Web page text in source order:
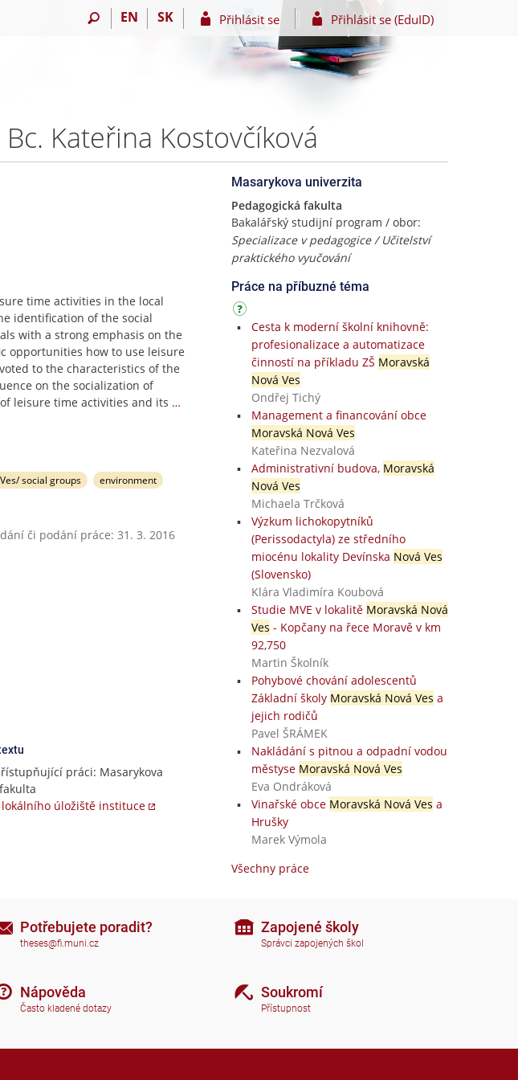
EN SK Přihlásit se Přihlásit se (EduID)
Kateřina Kostovčíková
time activities in the local
identification of the social
with a strong emphasis on the
opportunities how to use leisure
to the characteristics of the
on the socialization of
leisure time activities and its …
social groups
environment
či podání práce: 31. 3. 2016
práci: Masarykova
úložiště instituce
Masarykova univerzita
Pedagogická fakulta
Bakalářský studijní program / obor:
Specializace v pedagogice / Učitelství
praktického vyučování
Práce na příbuzné téma
Cesta k moderní školní knihovně:
profesionalizace a automatizace
činností na příkladu ZŠ Moravská
Nová Ves
Ondřej Tichý
Management a financování obce
Moravská Nová Ves
Kateřina Nezvalová
Administrativní budova, Moravská
Nová Ves
Michaela Trčková
Výzkum lichokopytníků
(Perissodactyla) ze středního
miocénu lokality Devínska Nová Ves
(Slovensko)
Klára Vladimíra Koubová
Studie MVE v lokalitě Moravská Nová
Ves - Kopčany na řece Moravě v km
92,750
Martin Školník
Pohybové chování adolescentů
Základní školy Moravská Nová Ves a
jejich rodičů
Pavel ŠRÁMEK
Nakládání s pitnou a odpadní vodou
městyse Moravská Nová Ves
Eva Ondráková
Vinařské obce Moravská Nová Ves a
Hrušky
Marek Výmola
Všechny práce
Potřebujete poradit?
theses@fi.muni.cz
Nápověda
Často kladené dotazy
Zapojené školy
Správci zapojených škol
Soukromí
Přístupnost